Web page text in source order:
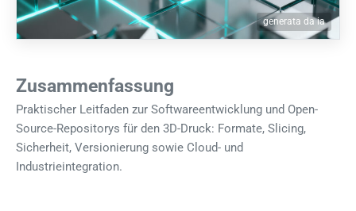
generata da ia
Zusammenfassung
Praktischer Leitfaden zur Softwareentwicklung und Open-
Source-Repositorys für den 3D-Druck: Formate, Slicing,
Sicherheit, Versionierung sowie Cloud- und
Industrieintegration.